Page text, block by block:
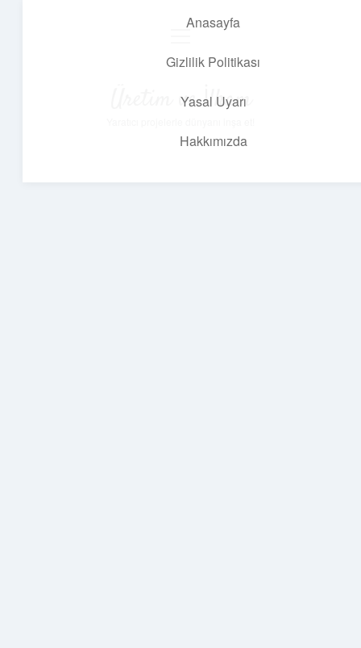
Anasayfa
Gizlilik Politikası
Yasal Uyarı
Hakkımızda
Üretim ve İlham